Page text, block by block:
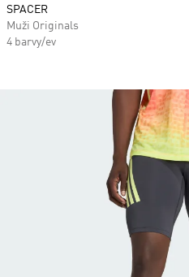
SPACER
Muži Originals
4 barvy/ev